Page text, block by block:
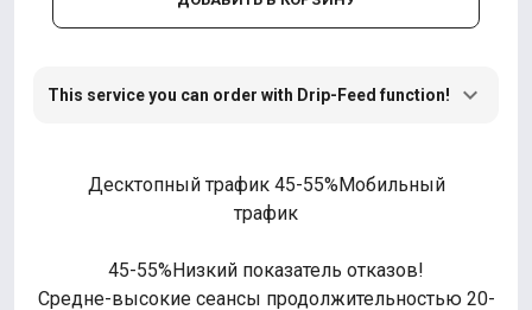
This service you can order with Drip-Feed function!
Десктопный трафик 45-55%Мобильный
трафик
45-55%Низкий показатель отказов!
Средне-высокие сеансы продолжительностью 20-